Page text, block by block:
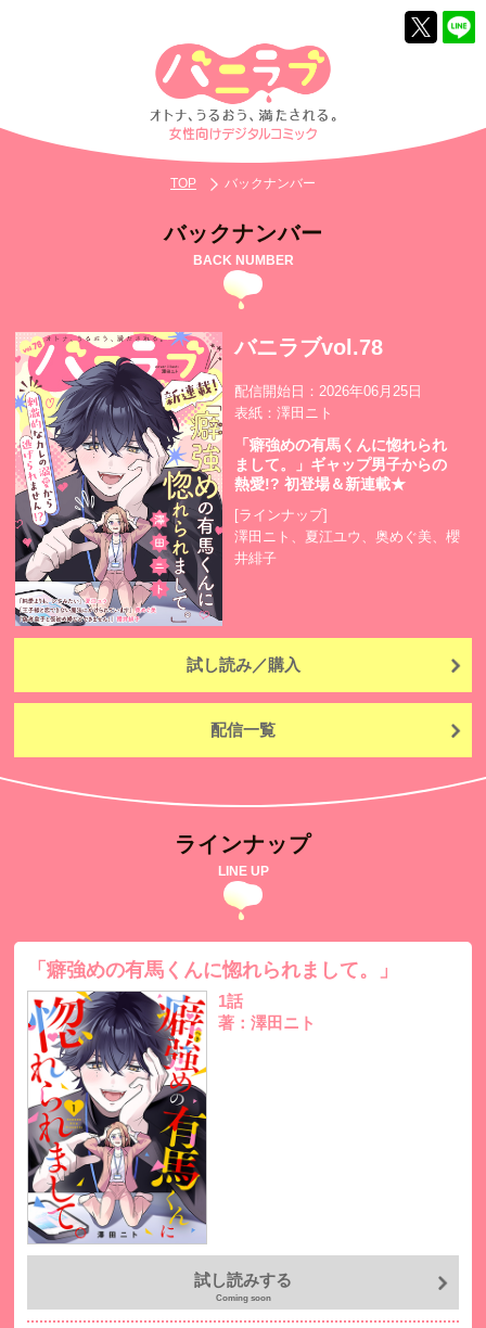
TOP バックナンバー
バックナンバー
BACK NUMBER
バニラブvol.78
配信開始日：2026年06月25日
表紙：澤田ニト
「癖強めの有馬くんに惚れられ
まして。」ギャップ男子からの
熱愛!? 初登場＆新連載★
[ラインナップ]
澤田ニト、夏江ユウ、奥めぐ美、櫻
井緋子
試し読み／購入
配信一覧
ラインナップ
LINE UP
「癖強めの有馬くんに惚れられまして。」
1話
著：澤田ニト
試し読みする
Coming soon